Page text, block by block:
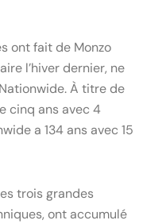
ont fait de Monzo
l’hiver dernier, ne
À titre de
cinq ans avec 4
a 134 ans avec 15
trois grandes
ont accumulé